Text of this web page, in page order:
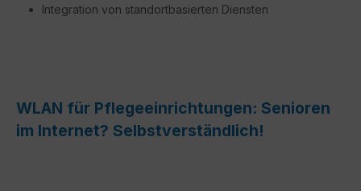
Integration von standortbasierten Diensten
WLAN für Pflegeeinrichtungen: Senioren
im Internet? Selbstverständlich!